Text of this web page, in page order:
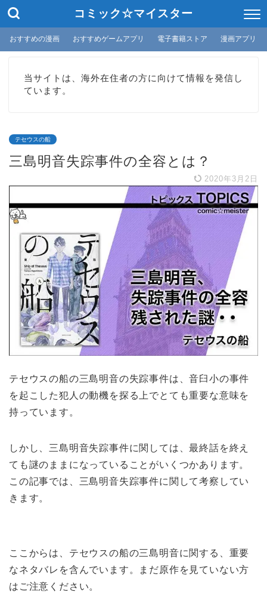
コミック☆マイスター
おすすめの漫画 おすすめゲームアプリ 電子書籍ストア 漫画アプリ
当サイトは、海外在住者の方に向けて情報を発信し
ています。
テセウスの船
三島明音失踪事件の全容とは？
2020年3月2日
テセウスの船の三島明音の失踪事件は、音臼小の事件
を起こした犯人の動機を探る上でとても重要な意味を
持っています。
しかし、三島明音失踪事件に関しては、最終話を終え
ても謎のままになっていることがいくつかあります。
この記事では、三島明音失踪事件に関して考察してい
きます。
ここからは、テセウスの船の三島明音に関する、重要
なネタバレを含んでいます。まだ原作を見ていない方
はご注意ください。